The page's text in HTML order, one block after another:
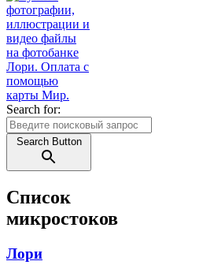
Search for:
Search Button
Список
микростоков
Лори